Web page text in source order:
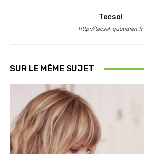
Tecsol
http://tecsol-quotidien.fr
SUR LE MÊME SUJET